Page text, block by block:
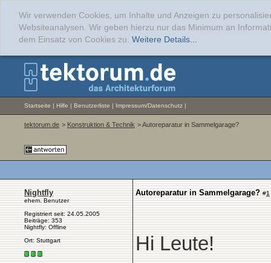
Wir verwenden Cookies, um Inhalte und Anzeigen zu
Websiteanalysen. Wir geben hierzu nur das Minimum an
dem Einsatz von Cookies zu. Weitere Details...
Startseite | Hilfe | Benutzerliste | Impressum/Datenschutz |
tektorum.de > Konstruktion & Technik > Autoreparatur in Sammelgarage?
Nightfly
ehem. Benutzer
Registriert seit: 24.05.2005
Beiträge: 353
Nightfly: Offline
Ort: Stuttgart
Autoreparatur in Sammelgarage? #1
Hi Leute!